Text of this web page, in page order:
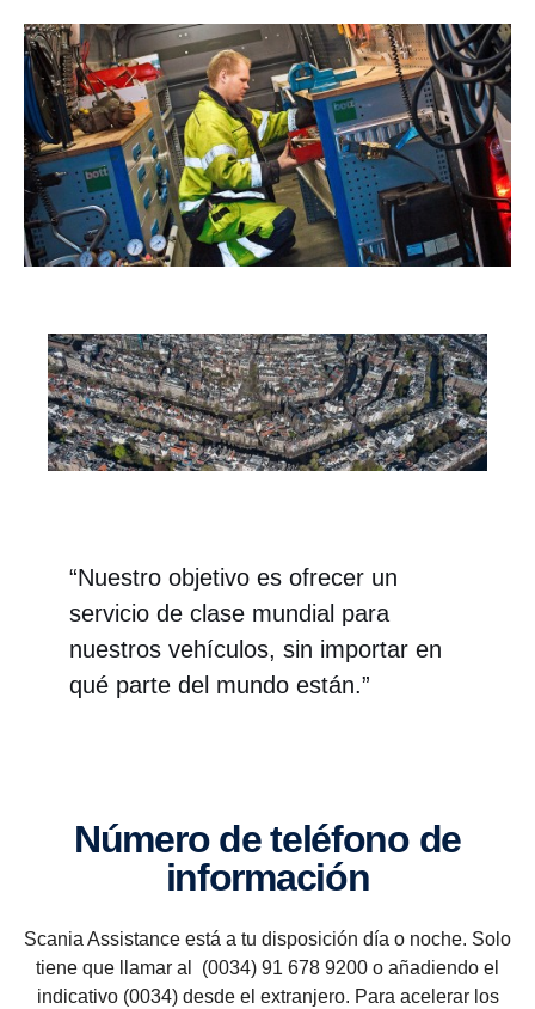
“Nuestro objetivo es ofrecer un
servicio de clase mundial para
nuestros vehículos, sin importar en
qué parte del mundo están.”
Número de teléfono de
infor­ma­ción
Scania Assistance está a tu disposición día o noche. Solo
tiene que llamar al (0034) 91 678 9200 o añadiendo el
indicativo (0034) desde el extranjero. Para acelerar los